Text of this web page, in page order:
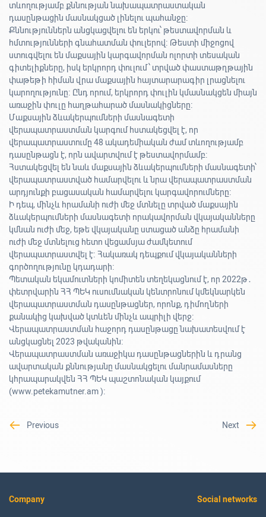
տևողությամբ քննության նախապատրաստական
դասընթացին մասնակցած լինելու պահանջը։
Քննություններն անցկացվելու են երկու՝ թեստավորման և
հմտությունների գնահատման փուլերով։ Թեստի միջոցով
ստուգվելու են մաքսային կարգավորման ոլորտի տեսական
գիտելիքները, իսկ երկրորդ փուլում՝ տրված փաստաթղթային
փաթեթի հիման վրա մաքսային հայտարարագիր լրացնելու
կարողությունը։ Ընդ որում, երկրորդ փուլին կմասնակցեն միայն
առաջին փուլը հաղթահարած մասնակիցները։
Մաքսային ձևակերպումների մասնագետի
վերապատրաստման կարգում հստակեցվել է, որ
վերապատրաստումը 48 ակադեմիական ժամ տևողությամբ
դասընթացն է, որն ավարտվում է թեստավորմամբ։
Հստակեցվել են նաև մաքսային ձևակերպումների մասնագետի՝
վերապատրաստված համարվելու և նրա վերապատրաստման
արդյունքի բացասական համարվելու կարգավորումները։
Ի դեպ, մինչև հրամանի ուժի մեջ մտնելը տրված մաքսային
ձևակերպումների մասնագետի որակավորման վկայականները
կմնան ուժի մեջ, եթե վկայականը ստացած անձը հրամանի
ուժի մեջ մտնելուց հետո վեցամսյա ժամկետում
վերապատրաստվել է։ Հակառակ դեպքում վկայականների
գործողությունը կդադարի։
Պետական եկամուտների կոմիտեն տեղեկացնում է, որ 2022թ․
փետրվարին ՀՀ ՊԵԿ ուսումնական կենտրոնում կմեկնարկեն
վերապատրաստման դասընթացներ, որոնք, դիմողների
քանակից կախված կտևեն մինչև ապրիլի վերջ։
Վերապատրաստման հաջորդ դասընթացը նախատեսվում է
անցկացնել 2023 թվականին։
Վերապատրաստման առաջիկա դասընթացներին և դրանց
ավարտական քննությանը մասնակցելու մանրամասները
կհրապարակվեն ՀՀ ՊԵԿ պաշտոնական կայքում
(www.petekamutner.am )։
Previous Next
Company Social networks